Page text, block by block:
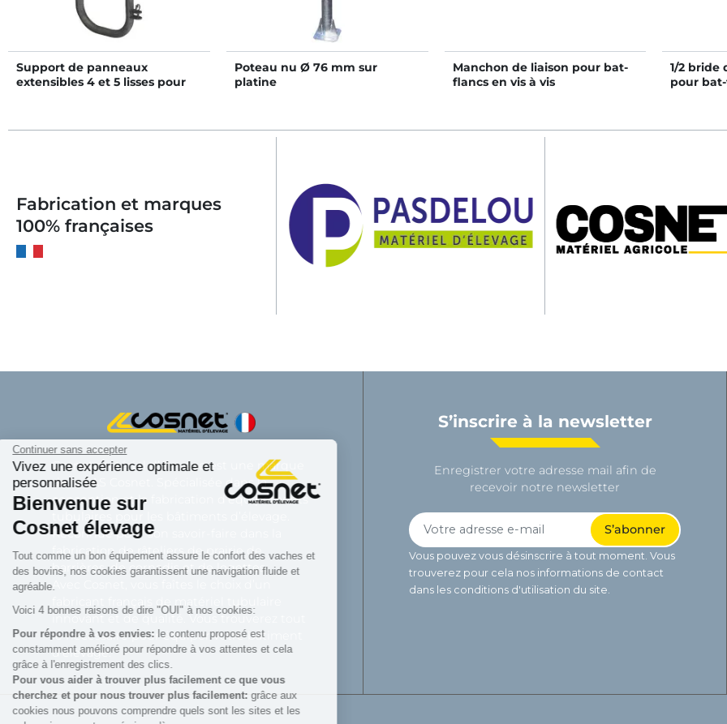
Continuer sans accepter
Vivez une expérience optimale et
personnalisée
Bienvenue sur
Cosnet élevage
Tout comme un bon équipement assure le confort des vaches et
des bovins, nos cookies garantissent une navigation fluide et
agréable.
Voici 4 bonnes raisons de dire "OUI" à nos cookies:
Pour répondre à vos envies:le contenu proposé est
constamment amélioré pour répondre à vos attentes et cela
grâce à l'enregistrement des clics.
Pour vous aider à trouver plus facilement ce que vous
cherchez et pour nous trouver plus facilement:grâce aux
cookies nous pouvons comprendre quels sont les sites et les
Support de panneaux
extensibles 4 et 5 lisses pour
Poteau nu Ø 76 mm sur
platine
Manchon de liaison pour bat-
flancs en vis à vis
1/2 bride
pour
Fabrication et marques
100% françaises
Cosnet matériel d’élevage est une marque
de la SAS Cosnet. Spécialisée dans la
conception et la fabrication d’équipements
tubulaires pour les bâtiments d’élevage.
Reconnue pour son savoir-faire dans la
fabrication de râteliers de prairie de
barrières, de cornadis et de logettes.
Avec Cosnet, vous faîtes le choix d’un
innovant et de qualité. Vous trouverez tout
le nécessaire pour équiper votre bâtiment
d’élevage.
S’inscrire à la newsletter
Enregistrer votre adresse mail afin de
recevoir notre newsletter
Vous pouvez vous désinscrire à tout moment. Vous
trouverez pour cela nos informations de contact
dans les conditions d'utilisation du site.